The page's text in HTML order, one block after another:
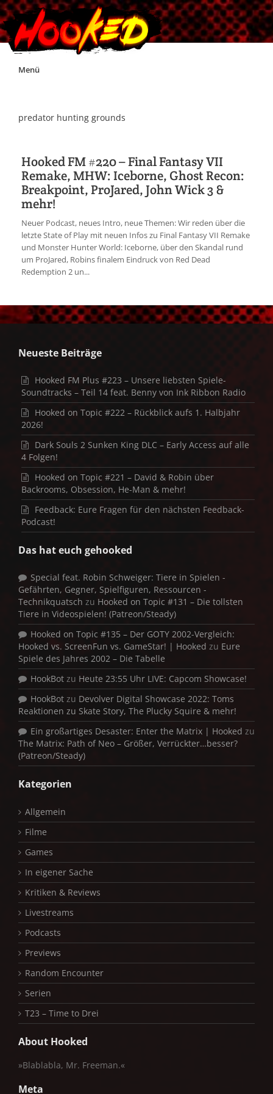
Skip
Menü
Impressum
Jobs
Discord
predator hunting grounds
Hooked FM #220 – Final Fantasy VII
Remake, MHW: Iceborne, Ghost Recon:
Breakpoint, ProJared, John Wick 3 &
mehr!
Neuer Podcast, neues Intro, neue Themen: Wir reden über die
letzte State of Play mit neuen Infos zu Final Fantasy VII Remake
und Monster Hunter World: Iceborne, über den Skandal rund
um ProJared, Robins finalem Eindruck von Red Dead
Redemption 2 un...
Neueste Beiträge
Hooked FM Plus #223 – Unsere liebsten Spiele-
Soundtracks – Teil 14 feat. Benny von Ink Ribbon Radio
Hooked on Topic #222 – Rückblick aufs 1. Halbjahr
2026!
Dark Souls 2 Sunken King DLC – Early Access auf alle
4 Folgen!
Hooked on Topic #221 – David & Robin über
Backrooms, Obsession, He-Man & mehr!
Feedback: Eure Fragen für den nächsten Feedback-
Podcast!
Das hat euch gehooked
Special feat. Robin Schweiger: Tiere in Spielen -
Gefährten, Gegner, Spielfiguren, Ressourcen -
Technikquatsch zu Hooked on Topic #131 – Die tollsten
Tiere in Videospielen! (Patreon/Steady)
Hooked on Topic #135 – Der GOTY 2002-Vergleich:
Hooked vs. ScreenFun vs. GameStar! | Hooked zu Eure
Spiele des Jahres 2002 – Die Tabelle
HookBot zu Heute 23:55 Uhr LIVE: Capcom Showcase!
HookBot zu Devolver Digital Showcase 2022: Toms
Reaktionen zu Skate Story, The Plucky Squire & mehr!
Ein großartiges Desaster: Enter the Matrix | Hooked zu
The Matrix: Path of Neo – Größer, Verrückter…besser?
(Patreon/Steady)
Kategorien
Allgemein
Filme
Games
In eigener Sache
Kritiken & Reviews
Livestreams
Podcasts
Previews
Random Encounter
Serien
T23 – Time to Drei
About Hooked
»Blablabla, Mr. Freeman.«
Meta